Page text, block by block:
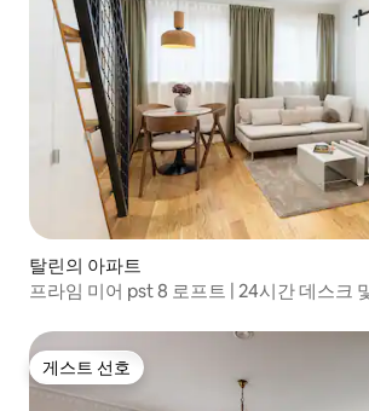
탈린의 아파트
프라임 미어 pst 8 로프트 | 24시간 데스크
게스트 선호
게스트 선호